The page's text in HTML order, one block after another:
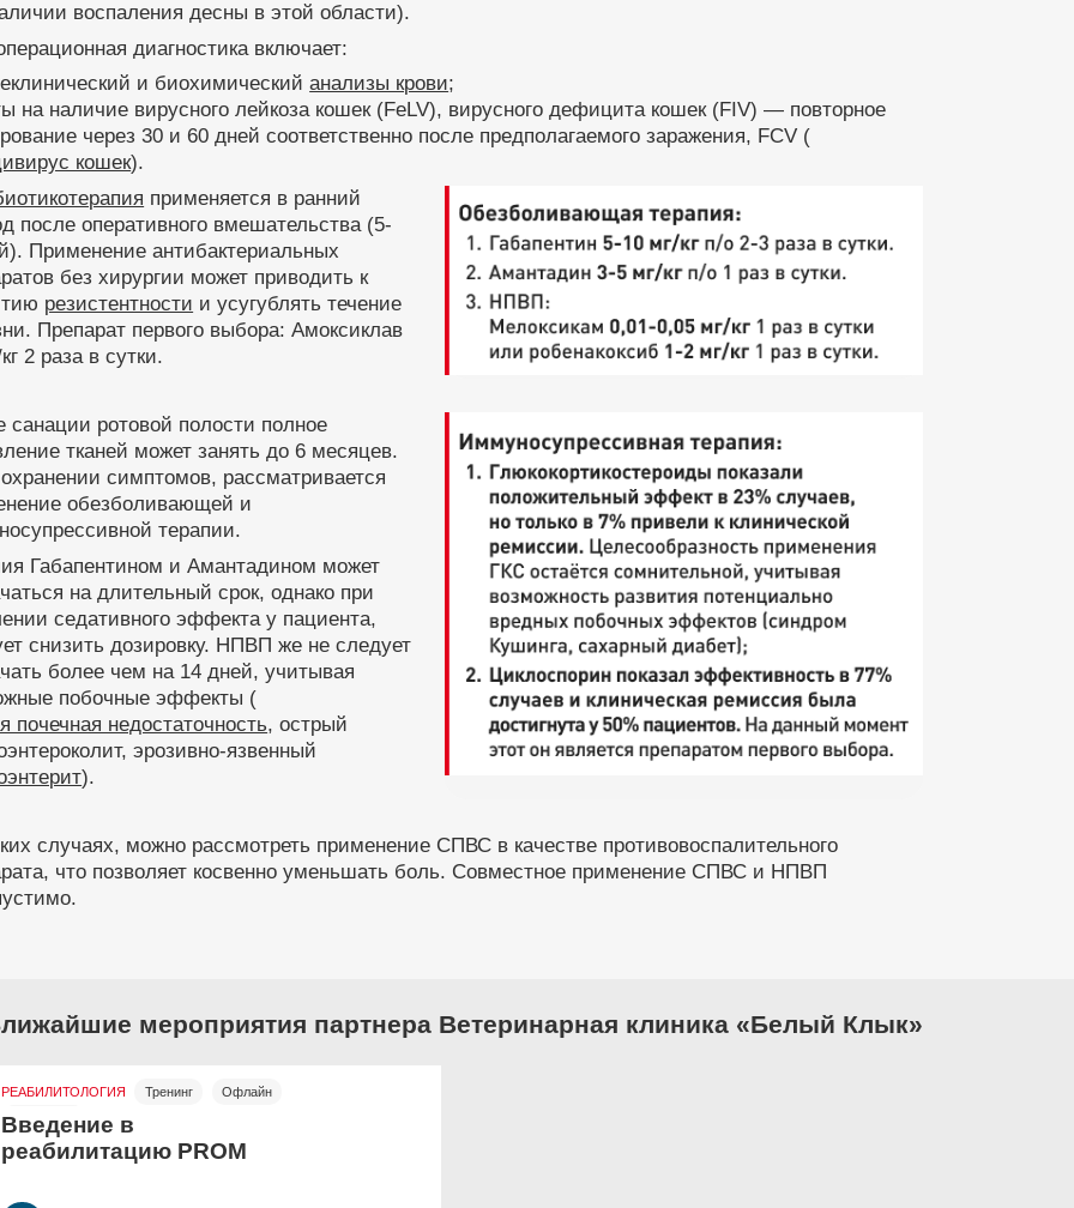
воспаления десны в этой области).
диагностика включает:
и биохимическийанализы крови;
на наличие вирусного лейкоза кошек (FeLV), вирусного дефицита кошек (FIV) — повторное
через 30 и 60 дней соответственно после предполагаемого заражения, FCV (
кошек).
применяется в ранний
после оперативного вмешательства (5-
Применение антибактериальных
без хирургии может приводить к
резистентности и усугублять течение
Препарат первого выбора: Амоксиклав
2 раза в сутки.
санации ротовой полости полное
тканей может занять до 6 месяцев.
симптомов, рассматривается
обезболивающей и
терапии.
Габапентином и Амантадином может
на длительный срок, однако при
седативного эффекта у пациента,
снизить дозировку. НПВП же не следует
более чем на 14 дней, учитывая
побочные эффекты (
почечная недостаточность, острый
эрозивно-язвенный
).
случаях, можно рассмотреть применение СПВС в качестве противовоспалительного
что позволяет косвенно уменьшать боль. Совместное применение СПВС и НПВП
мероприятия партнера Ветеринарная клиника «Белый Клык»
РЕАБИЛИТОЛОГИЯ Тренинг
Офлайн
Бесплатно
Введение в
реабилитацию PROM